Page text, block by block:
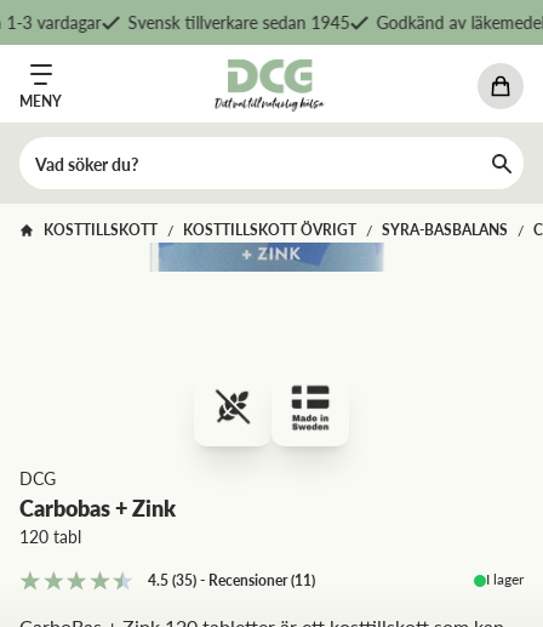
3 vardagar Svensk tillverkare sedan 1945 Godkänd av
MENY
KOSTTILLSKOTT / KOSTTILLSKOTT ÖVRIGT / SYRA-BASBALANS /
DCG
Carbobas + Zink
120 tabl
4.5(35)- Recensioner(11) I lager